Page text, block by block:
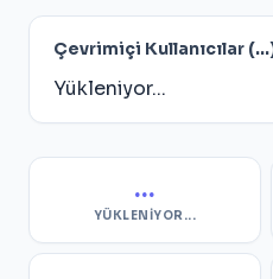
Çevrimiçi Kullanıcılar (...
Yükleniyor...
...
YÜKLENIYOR...